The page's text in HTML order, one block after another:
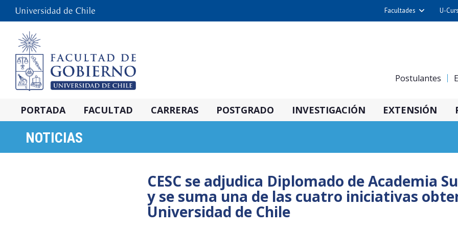
Facultades
Cs. Químicas y
Derecho
Nutrición y
Alimentos
U-
Postulantes
PORTADA FACULTAD CARRERAS POSTGRADO INVESTIGACIÓN EXTENSIÓN
NOTICIAS
CESC se adjudica Diplomado de Academia
y se suma una de las cuatro iniciativas
Universidad de Chile